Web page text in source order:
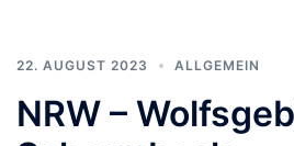
22. AUGUST 2023 ALLGEMEIN
NRW –